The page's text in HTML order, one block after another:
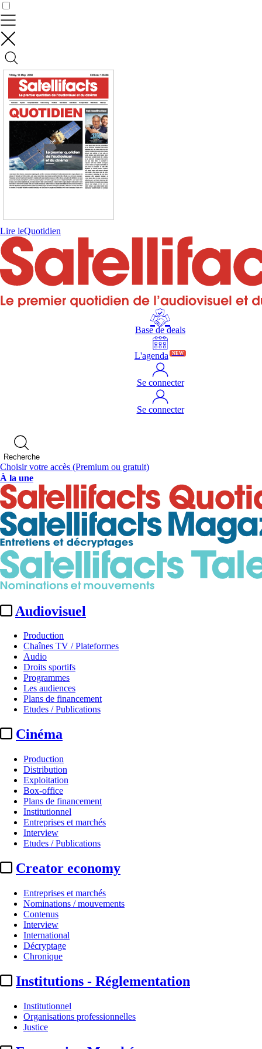
Lire leQuotidien
Base de deals
L'agenda NEW
Se connecter
Se connecter
Recherche
Choisir votre accès (Premium ou gratuit)
À la une
Audiovisuel
Production
Chaînes TV / Plateformes
Audio
Droits sportifs
Programmes
Les audiences
Plans de financement
Etudes / Publications
Cinéma
Production
Distribution
Exploitation
Box-office
Plans de financement
Institutionnel
Entreprises et marchés
Interview
Etudes / Publications
Creator economy
Entreprises et marchés
Nominations / mouvements
Contenus
Interview
International
Décryptage
Chronique
Institutions - Réglementation
Institutionnel
Organisations professionnelles
Justice
Contrôler vos données